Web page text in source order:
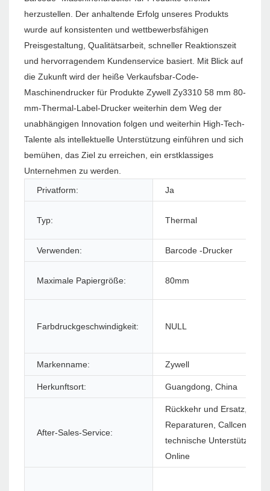
herzustellen. Der anhaltende Erfolg unseres Produkts
wurde auf konsistenten und wettbewerbsfähigen
Preisgestaltung, Qualitätsarbeit, schneller Reaktionszeit
und hervorragendem Kundenservice basiert. Mit Blick auf
die Zukunft wird der heiße Verkaufsbar-Code-
Maschinendrucker für Produkte Zywell Zy3310 58 mm 80-
mm-Thermal-Label-Drucker weiterhin dem Weg der
unabhängigen Innovation folgen und weiterhin High-Tech-
Talente als intellektuelle Unterstützung einführen und sich
bemühen, das Ziel zu erreichen, ein erstklassiges
Unternehmen zu werden.
Privatform:
Ja
Typ: Thermal
Verwenden: Barcode -Drucker
Maximale Papiergröße: 80mm
Farbdruckgeschwindigkeit: NULL
Markenname: Zywell
Herkunftsort: Guangdong, China
After-Sales-Service:
Rückkehr und Ersatz,
Reparaturen, Callcenter
technische Unterstützung
Online